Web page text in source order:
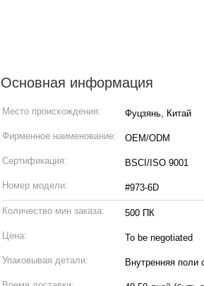
Основная информация
Место происхождения: Фуцзянь, Китай
Фирменное наименование: OEM/ODM
Сертификация: BSCI/ISO 9001
Номер модели: #973-6D
Количество мин заказа: 500 ПК
Цена: To be negotiated
Упаковывая детали: Внутренняя поли